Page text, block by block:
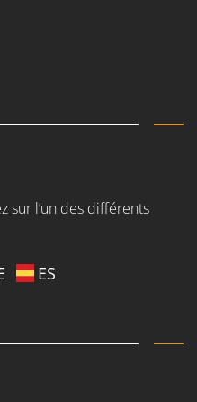
sur l’un des différents
ES